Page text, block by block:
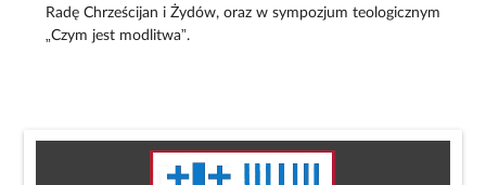
Radę Chrześcijan i Żydów, oraz w sympozjum teologicznym
„Czym jest modlitwa”.